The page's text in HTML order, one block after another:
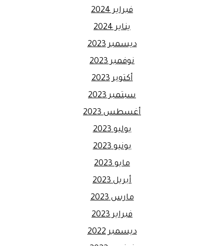
فبراير 2024
يناير 2024
ديسمبر 2023
نوفمبر 2023
أكتوبر 2023
سبتمبر 2023
أغسطس 2023
يوليو 2023
يونيو 2023
مايو 2023
أبريل 2023
مارس 2023
فبراير 2023
ديسمبر 2022